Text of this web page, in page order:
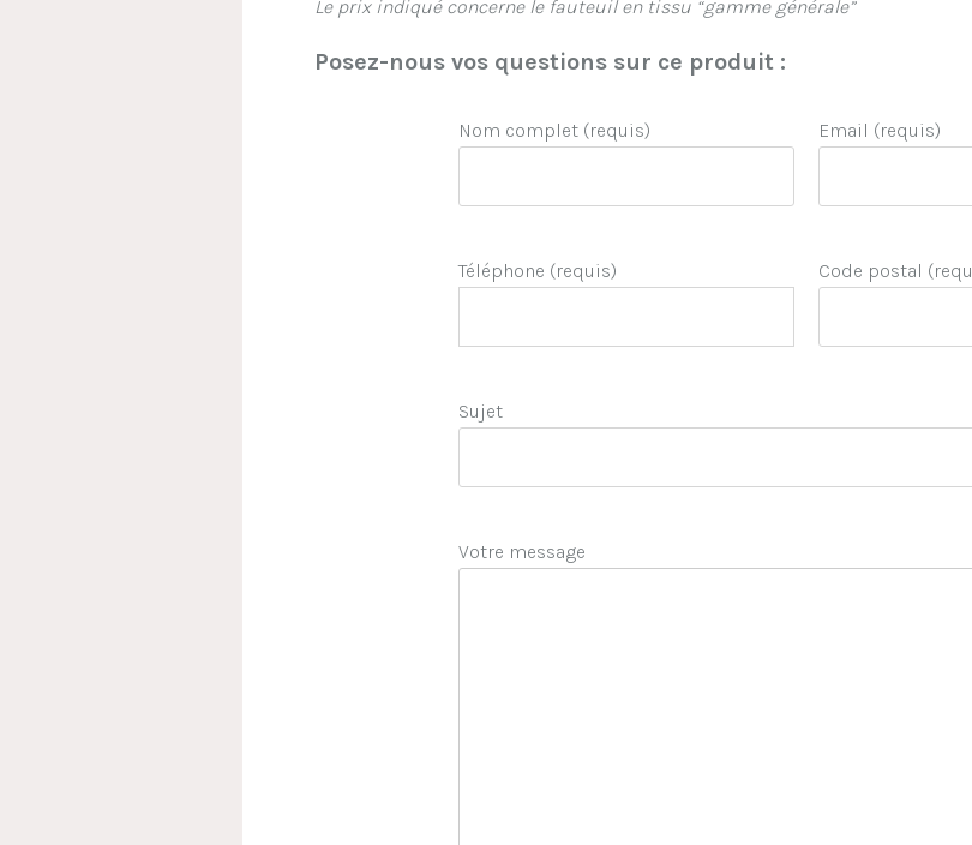
Le prix indiqué concerne le fauteuil en tissu “gamme générale”
Posez-nous vos questions sur ce produit :
Nom complet (requis) Email (requis)
Téléphone (requis) Code postal
Sujet
Votre message